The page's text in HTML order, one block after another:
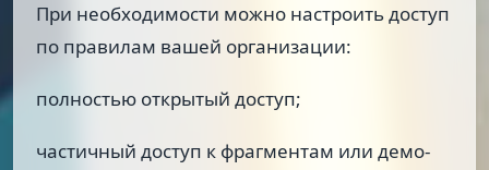
При необходимости можно настроить доступ
по правилам вашей организации:
полностью открытый доступ;
частичный доступ к фрагментам или демо-